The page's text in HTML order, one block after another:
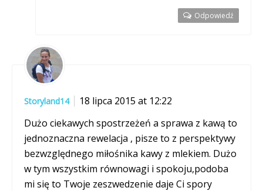
Odpowiedź
Storyland14
18 lipca 2015 at 12:22
Dużo ciekawych spostrzeżeń a sprawa z kawą to
jednoznaczna rewelacja , pisze to z perspektywy
bezwzględnego miłośnika kawy z mlekiem. Dużo
w tym wszystkim równowagi i spokoju,podoba
mi się to Twoje zeszwedzenie daje Ci spory